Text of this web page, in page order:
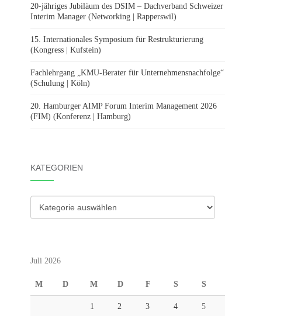
20-jähriges Jubiläum des DSIM – Dachverband Schweizer
Interim Manager (Networking | Rapperswil)
15. Internationales Symposium für Restrukturierung
(Kongress | Kufstein)
Fachlehrgang „KMU-Berater für Unternehmensnachfolge“
(Schulung | Köln)
20. Hamburger AIMP Forum Interim Management 2026
(FIM) (Konferenz | Hamburg)
KATEGORIEN
Kategorien
Juli 2026
M D M D F S S
1 2 3 4 5